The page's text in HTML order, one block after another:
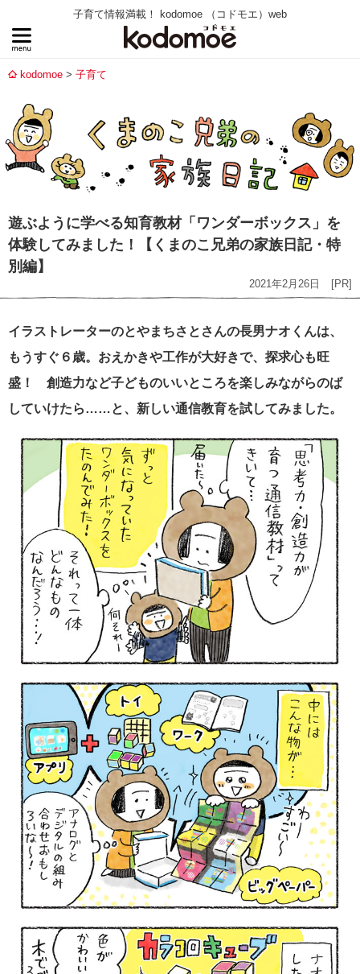
子育て情報満載！ kodomoe （コドモエ）web
kodomoe 子育て
遊ぶように学べる知育教材「ワンダーボックス」を
体験してみました！【くまのこ兄弟の家族日記・特
別編】
2021年2月26日 [PR]
イラストレーターのとやまちさとさんの長男ナオくんは、
もうすぐ６歳。おえかきや工作が大好きで、探求心も旺
盛！ 創造力など子どものいいところを楽しみながらのば
していけたら……と、新しい通信教育を試してみました。